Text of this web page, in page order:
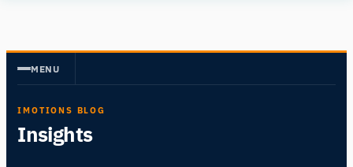
を
ス
ッ
MENU
IMOTIONS BLOG
Insights